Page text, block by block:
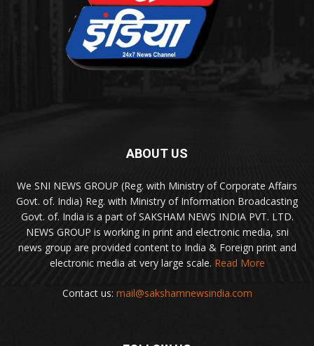
ABOUT US
We SNI NEWS GROUP (Reg. with Ministry of Corporate Affairs
Govt. of. India) Reg. with Ministry of Information Broadcasting
Govt. of. India is a part of SAKSHAM NEWS INDIA PVT. LTD.
NEWS GROUP is working in print and electronic media, sni
news group are provided content to India & Foreign print and
electronic media at very large scale. Read More
Contact us: mail@sakshamnewsindia.com